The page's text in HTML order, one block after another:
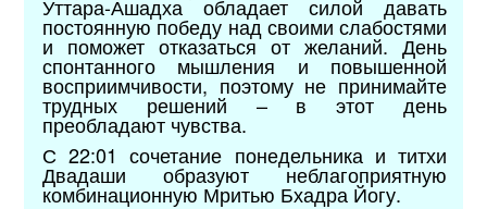
Уттара-Ашадха обладает силой давать
постоянную победу над своими слабостями
и поможет отказаться от желаний. День
спонтанного мышления и повышенной
восприимчивости, поэтому не принимайте
трудных решений – в этот день
преобладают чувства.
С 22:01 сочетание понедельника и титхи
Двадаши образуют неблагоприятную
комбинационную Мритью Бхадра Йогу.